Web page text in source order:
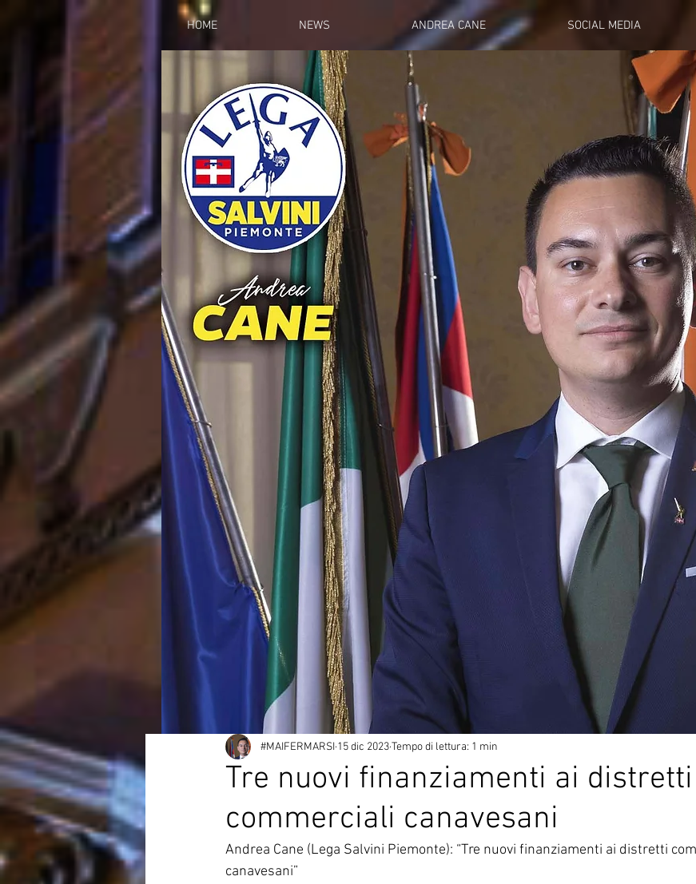
HOME NEWS ANDREA CANE SOCIAL MEDIA
Tre nuovi finanziamenti ai distretti
commerciali canavesani
#MAIFERMARSI 15 dic 2023Tempo di lettura: 1 min
Andrea Cane (Lega Salvini Piemonte): “Tre nuovi finanziamenti ai distretti
canavesani”